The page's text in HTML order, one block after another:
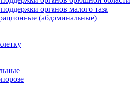
органов малого таза
(абдоминальные)